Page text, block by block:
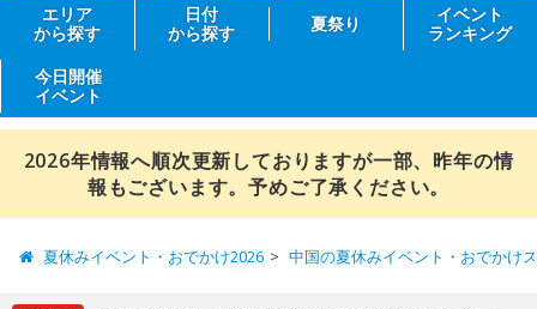
エリア
から探す
日付
から探す
夏祭り
イベント
ランキング
今日開催
イベント
2026年情報へ順次更新しておりますが一部、昨年の情
報もございます。予めご了承ください。
夏休みイベント・おでかけ2026 中国の夏休みイベント・おでかけ